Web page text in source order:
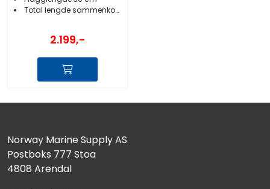
Total lengde sammenkoblet 22-24 meter
2.199,-
Norway Marine Supply AS
Postboks 777 Stoa
4808 Arendal